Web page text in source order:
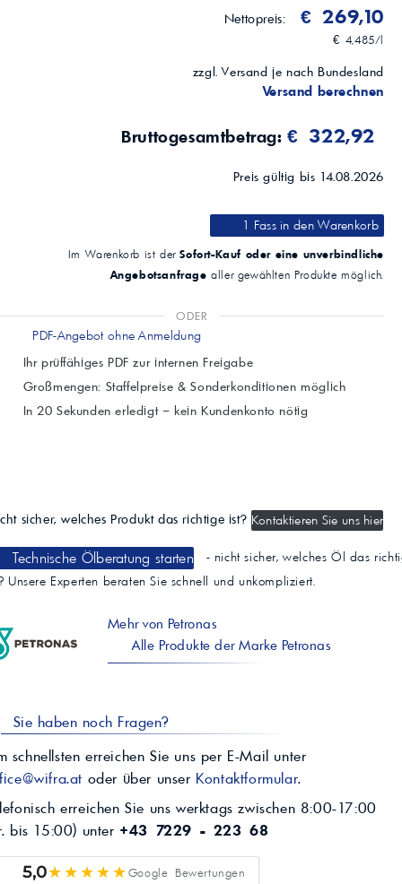
Nettopreis:
€ 269,10
€ 4,485/l
zzgl. Versand je nach Bundesland
Versand berechnen
Bruttogesamtbetrag:€ 322,92
Preis gültig bis 14.08.2026
1 Fassin den Warenkorb
Im Warenkorb ist derSofort-Kauf oder eine unverbindliche
Angebotsanfrage aller gewählten Produkte möglich.
ODER
PDF-Angebot ohne Anmeldung
Ihr prüffähiges PDF zur internen Freigabe
Großmengen: Staffelpreise & Sonderkonditionen möglich
In 20 Sekunden erledigt – kein Kundenkonto nötig
sicher, welches Produkt das richtige ist? Kontaktieren Sie uns hier
Technische Ölberatung starten
- nicht sicher, welches Öl das
Unsere Experten beraten Sie schnell und unkompliziert.
Mehr von Petronas
Alle Produkte der Marke Petronas
Sie haben noch Fragen?
schnellsten erreichen Sie uns per E-Mail unter
oder über unser Kontaktformular.
erreichen Sie uns werktags zwischen 8:00-17:00
bis 15:00) unter +43 7229 - 223 68
5,0★★★★★Google Bewertungen